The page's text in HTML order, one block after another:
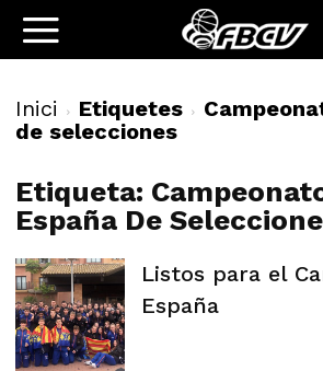
Inici Etiquetes
de selecciones
Etiqueta:
España De
Listos para el
España